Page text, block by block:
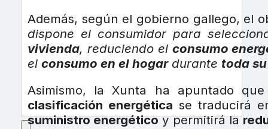
Además, según el gobierno gallego, el
dispone el consumidor para
vivienda, reduciendo el consumo
el consumo en el hogardurante toda
Asimismo, la Xunta ha apuntado
clasificación energética se traducirá
suministro energéticoy permitirá la